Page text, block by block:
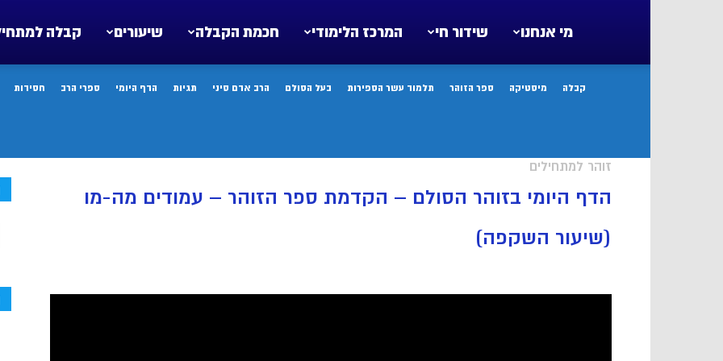
קבלה שיעורים חכמת הקבלה המרכז הלימודי שידור חי מי אנחנו
קבלה מיסטיקה ספר הזוהר תלמוד עשר הספירות בעל הסולם הרב אדם סיני תגיות הדף היומי ספרי הרב חסידות
זוהר למתחילים
הדף היומי בזוהר הסולם – הקדמת ספר הזוהר – עמודים מה-מו
(שיעור השקפה)